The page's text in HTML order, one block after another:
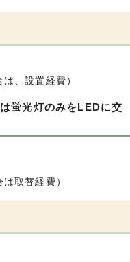
、設置経費）
蛍光灯のみをLEDに交
取替経費）